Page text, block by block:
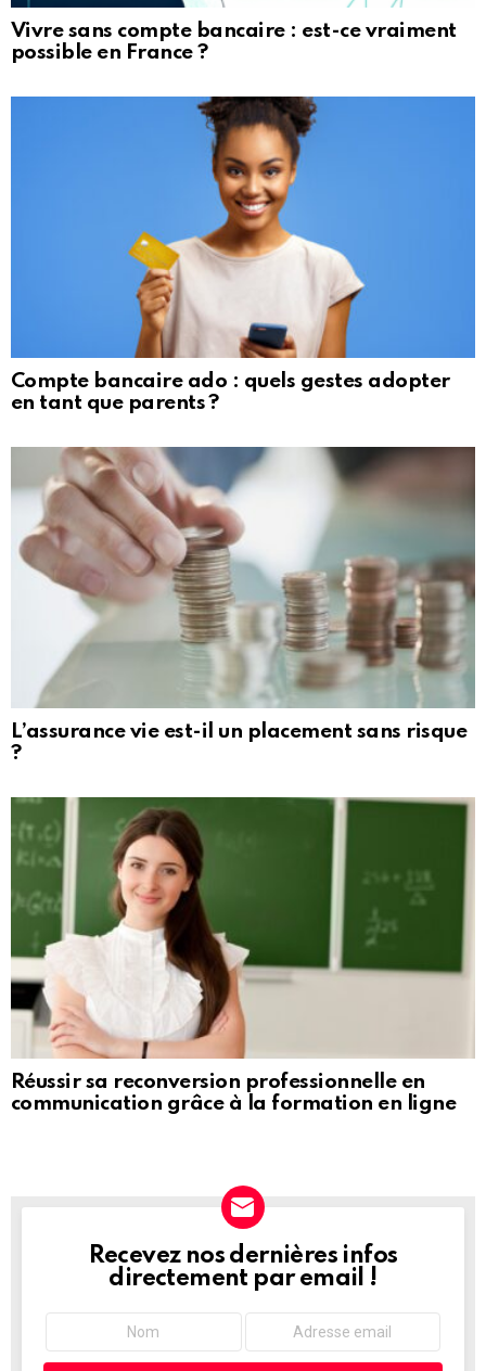
Vivre sans compte bancaire : est-ce vraiment
possible en France ?
Compte bancaire ado : quels gestes adopter
en tant que parents ?
L’assurance vie est-il un placement sans risque
?
Réussir sa reconversion professionnelle en
communication grâce à la formation en ligne
NEWSLETTER
Recevez nos dernières infos
directement par email !